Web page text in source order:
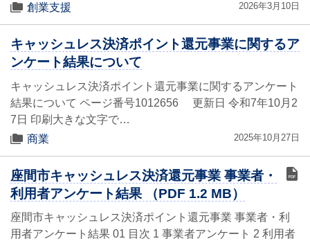
創業支援
2026年3月10日
キャッシュレス決済ポイント還元事業に関するア
ンケート結果について
キャッシュレス決済ポイント還元事業に関するアンケート
結果について ページ番号1012656 更新日 令和7年10月2
7日 印刷大きな文字で…
商業
2025年10月27日
座間市キャッシュレス決済還元事業 事業者・
利用者アンケート結果 （PDF 1.2 MB）
座間市キャッシュレス決済ポイント還元事業 事業者・利
用者アンケート結果 01 目次 1 事業者アンケート 2 利用者